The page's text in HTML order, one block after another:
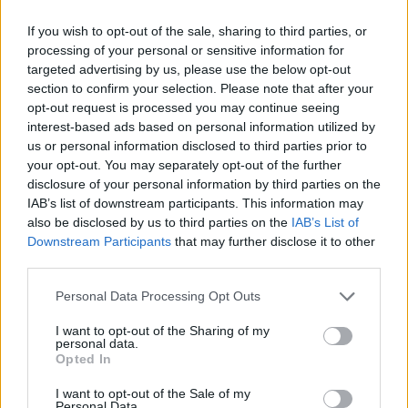
If you wish to opt-out of the sale, sharing to third parties, or
processing of your personal or sensitive information for
targeted advertising by us, please use the below opt-out
section to confirm your selection. Please note that after your
opt-out request is processed you may continue seeing
interest-based ads based on personal information utilized by
us or personal information disclosed to third parties prior to
your opt-out. You may separately opt-out of the further
disclosure of your personal information by third parties on the
IAB’s list of downstream participants. This information may
also be disclosed by us to third parties on the IAB’s List of
Downstream Participants that may further disclose it to other
Personal Data Processing Opt Outs
I want to opt-out of the Sharing of my
personal data.
Opted In
I want to opt-out of the Sale of my
13:49
Βραζιλία: Ποδοσφαιριστής έπεσε στο... κενό
πανηγυρίζοντας γκολ που εν τέλει ακυρώθηκε - Βίντεο
ΓΕΕΘΑ: Υπεγράφη το Κοινό Σχέδιο Δράσης Ελλάδας –
Κύπρου – Ιορδανίας για το 2026
13:38
Συνταγή για γαρίδες tempura με κρούστα καρύδας
ΠΕΡΙΣΣΟΤΕΡΑ